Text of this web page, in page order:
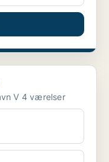
Lejlighed til salg på 1671 København V 4 værelser